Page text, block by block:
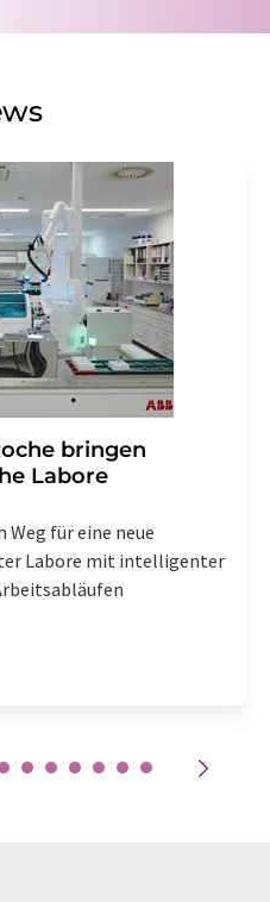
. LUMITOS darf
Ihre
ohne Angabe von
unter
für die Zukunft
Mail ein Link zur
Newsletters
bringen
Labore
für eine neue
Labore mit intelligenter